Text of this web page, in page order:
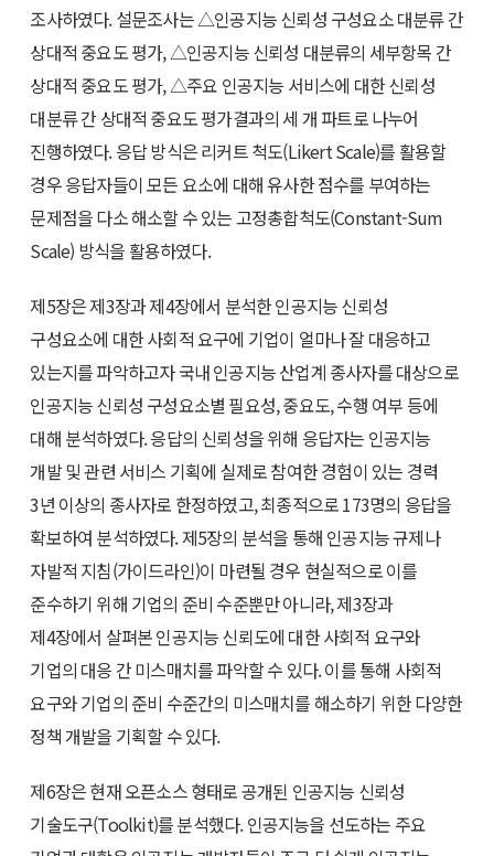
조사하였다. 설문조사는 △인공지능 신뢰성 구성요소 대분류 간
상대적 중요도 평가, △인공지능 신뢰성 대분류의 세부항목 간
상대적 중요도 평가, △주요 인공지능 서비스에 대한 신뢰성
대분류 간 상대적 중요도 평가결과의 세 개 파트로 나누어
진행하였다. 응답 방식은 리커트 척도(Likert Scale)를 활용할
경우 응답자들이 모든 요소에 대해 유사한 점수를 부여하는
문제점을 다소 해소할 수 있는 고정총합척도(Constant-Sum
Scale) 방식을 활용하였다.
제5장은 제3장과 제4장에서 분석한 인공지능 신뢰성
구성요소에 대한 사회적 요구에 기업이 얼마나 잘 대응하고
있는지를 파악하고자 국내 인공지능 산업계 종사자를 대상으로
인공지능 신뢰성 구성요소별 필요성, 중요도, 수행 여부 등에
대해 분석하였다. 응답의 신뢰성을 위해 응답자는 인공지능
개발 및 관련 서비스 기획에 실제로 참여한 경험이 있는 경력
3년 이상의 종사자로 한정하였고, 최종적으로 173명의 응답을
확보하여 분석하였다. 제5장의 분석을 통해 인공지능 규제나
자발적 지침(가이드라인)이 마련될 경우 현실적으로 이를
준수하기 위해 기업의 준비 수준뿐만 아니라, 제3장과
제4장에서 살펴본 인공지능 신뢰도에 대한 사회적 요구와
기업의 대응 간 미스매치를 파악할 수 있다. 이를 통해 사회적
요구와 기업의 준비 수준간의 미스매치를 해소하기 위한 다양한
정책 개발을 기획할 수 있다.
제6장은 현재 오픈소스 형태로 공개된 인공지능 신뢰성
기술도구(Toolkit)를 분석했다. 인공지능을 선도하는 주요